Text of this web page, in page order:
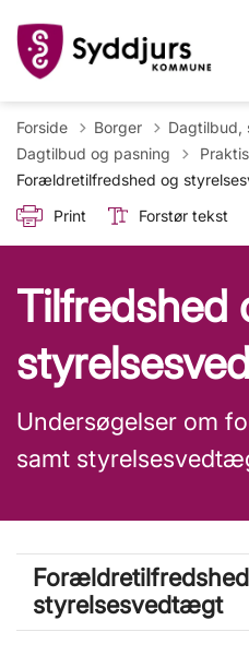
Forside Borger
Dagtilbud,
Dagtilbud og pasning
Forældretilfredshed og
Print
Forstør tekst
Tilfredshed
Undersøgelser om
samt
styrelsesvedtægt